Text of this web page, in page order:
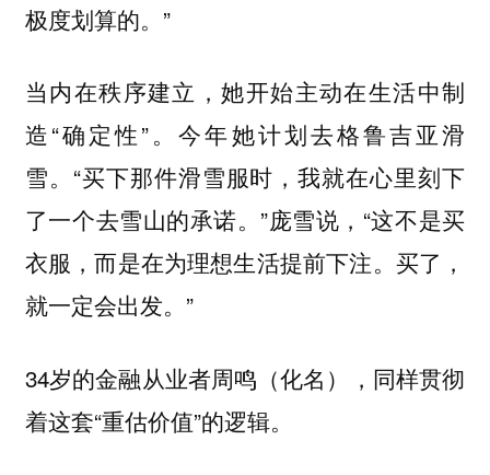
极度划算的。”
当内在秩序建立，她开始主动在生活中制
造“确定性”。今年她计划去格鲁吉亚滑
雪。“买下那件滑雪服时，我就在心里刻下
了一个去雪山的承诺。”庞雪说，“这不是买
衣服，而是在为理想生活提前下注。买了，
就一定会出发。”
34岁的金融从业者周鸣（化名），同样贯彻
着这套“重估价值”的逻辑。